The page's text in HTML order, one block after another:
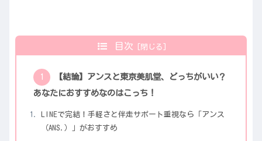
目次
【結論】アンスと東京美肌堂、どっちがいい？
あなたにおすすめなのはこっち！
LINEで完結！手軽さと伴走サポート重視なら「アンス
（ANS.）」がおすすめ